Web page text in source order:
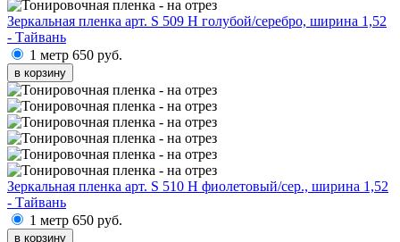
Зеркальная пленка арт. S 509 H голубой/серебро, ширина 1,52
- Тайвань
1 метр 650 руб.
в корзину
Зеркальная пленка арт. S 510 H фиолетовый/сер., ширина 1,52
- Тайвань
1 метр 650 руб.
в корзину